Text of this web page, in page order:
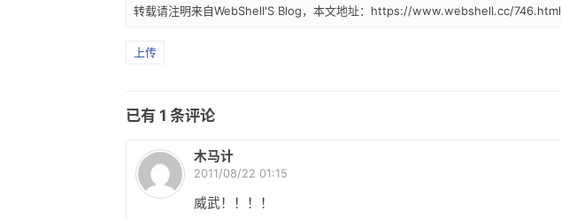
转载请注明来自WebShell'S Blog，本文地址：https://www.webshell.cc/746.html
上传
已有 1 条评论
木马计
2011/08/22 01:15
威武！！！！